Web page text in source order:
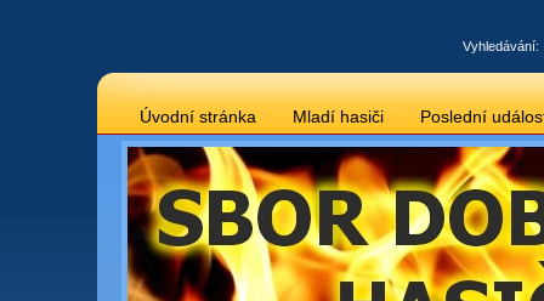
Úvodní stránka Mladí hasiči Poslední
Vyhledávání: